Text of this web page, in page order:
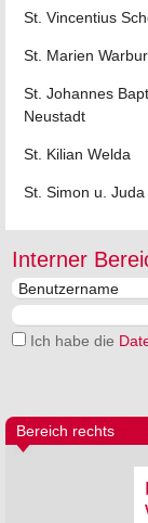
St. Vincentius
St. Marien
St. Johannes
Neustadt
St. Kilian Welda
St. Simon u.
Interner
Ich habe die
Bereich rechts